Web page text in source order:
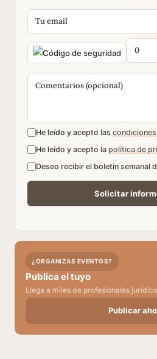
He leído y acepto las
He leído y acepto la política de
Deseo recibir el boletín semanal
¿ORGANIZAS EVENTOS?
Publica el tuyo
Llega a miles de profesionales
Publicar